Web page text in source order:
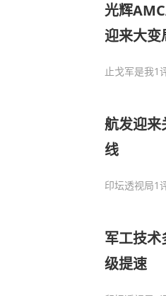
光辉
迎来大变
止戈军是我1
航发迎来
线
印坛透视局1
军工技
级提速